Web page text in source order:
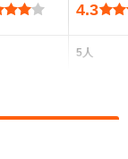
4.3
5人